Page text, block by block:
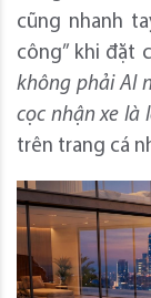
cũng nhanh
công” khi đặt
không phải AI
cọc nhận xe là
trên trang cá